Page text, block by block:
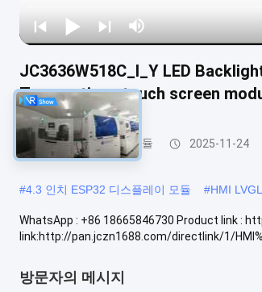
JC3636W518C_I_Y LED
Transactions touch screen
ESP32 디스플레이 모듈 2025-11-24
#4.3 인치 ESP32 디스플레이 모듈 #HMI
WhatsApp : +86 18665846730 Product link :
link:http://pan.jczn1688.com/directlink/1/
방문자의 메시지